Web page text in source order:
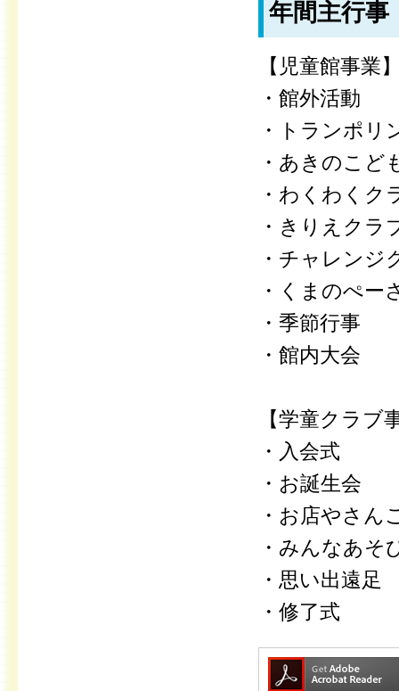
年間主行事
【児童館事業
・館外活動
・トランポリ
・あきのこど
・わくわくク
・きりえクラ
・チャレンジ
・くまのぺー
・季節行事
・館内大会
【学童クラブ
・入会式
・お誕生会
・お店やさん
・みんなあそ
・思い出遠足
・修了式